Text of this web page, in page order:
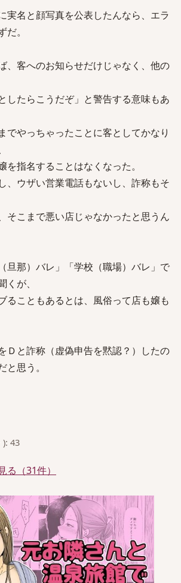
実名と顔写真を公表したんなら、エラ
。
、客へのお知らせだけじゃなく、他の
したらこうだぞ」と警告する意味もあ
でやっちゃったことに客としてかなり
を指名することはなくなった。
、ウザい営業電話もないし、詐称もそ
そこまで悪い店じゃなかったと思うん
旦那）バレ」「学校（職場）バレ」で
が、
ることもあるとは、風俗って店も嬢も
Ｄと詐称（虚偽申告を黙認？）したの
思う。
43
る（31件）